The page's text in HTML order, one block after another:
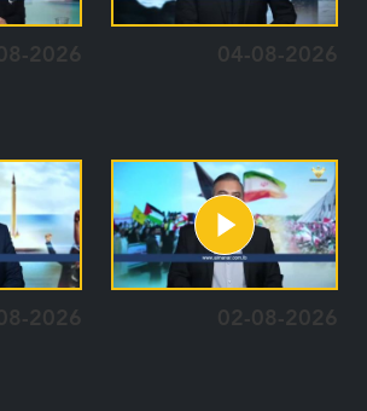
04-08-2026
2026
02-08-2026
2026